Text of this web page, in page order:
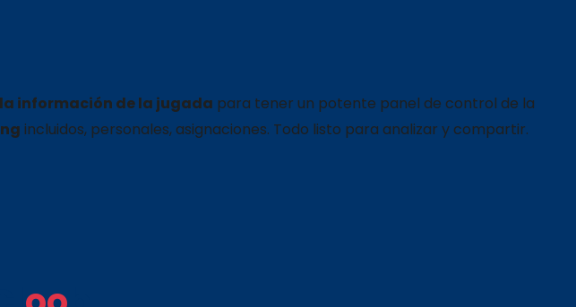
información de la jugada para tener un potente panel de control de la
incluidos, personales, asignaciones. Todo listo para analizar y compartir.